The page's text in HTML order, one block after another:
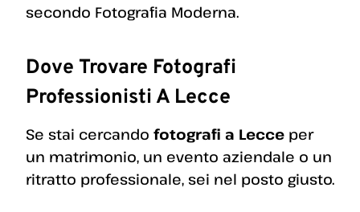
secondo Fotografia Moderna.
Dove Trovare Fotografi
Professionisti A Lecce
Se stai cercando fotografi a Lecce per
un matrimonio, un evento aziendale o un
ritratto professionale, sei nel posto giusto.